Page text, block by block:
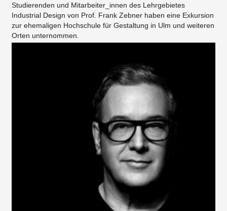
Studierenden und Mitarbeiter_innen des Lehrgebietes
Industrial Design von Prof. Frank Zebner haben eine Exkursion
zur ehemaligen Hochschule für Gestaltung in Ulm und weiteren
Orten unternommen.